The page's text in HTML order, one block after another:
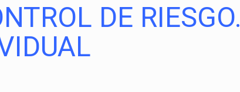
DE RIESGO.